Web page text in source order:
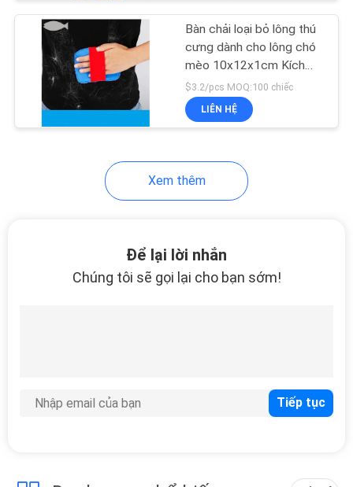
Đồ chơi nhai thú
cưng
Bàn chải làm sạch
áo
Bàn chải loại bỏ lông thú
cưng dành cho lông chó
mèo 10x12x1cm Kích
thước M
$3.2/pcs MOQ:100 chiếc
LIÊN HỆ
Xem thêm
Để lại lời nhắn
Chúng tôi sẽ gọi lại cho bạn sớm!